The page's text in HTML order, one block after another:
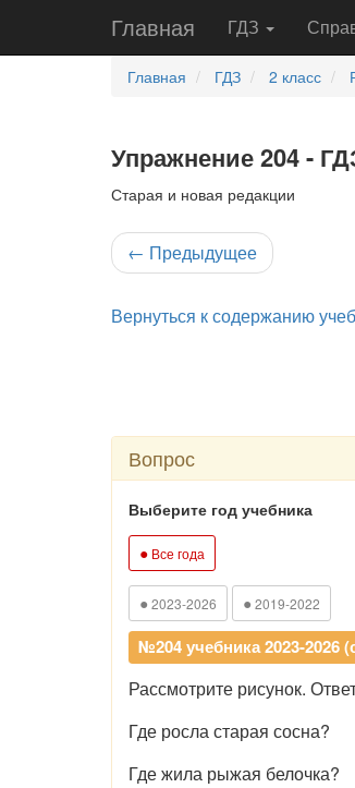
Главная ГДЗ
Главная ГДЗ 2 класс
Упражнение 204 -
Старая и новая редакции
← Предыдущее
Вернуться к содержанию
Вопрос
Выберите год учебника
● Все года
● 2023-2026 ● 2019-2022
№204 учебника 2023-2026
Рассмотрите рисунок.
Где росла старая сосна?
Где жила рыжая белочка?